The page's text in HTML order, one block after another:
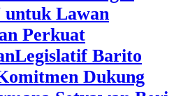
untuk Lawan
Perkuat
Legislatif Barito
Dukung